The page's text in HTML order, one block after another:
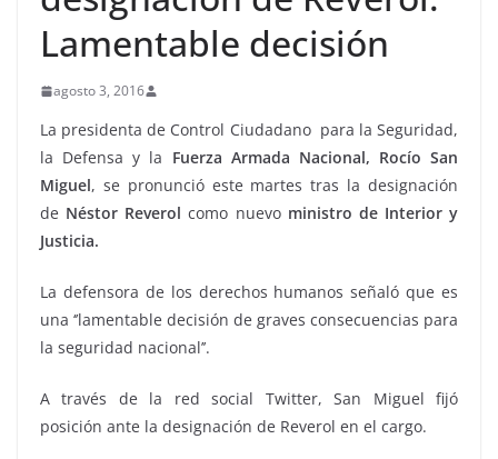
Lamentable decisión
agosto 3, 2016
La presidenta de Control Ciudadano para la Seguridad,
la Defensa y la Fuerza Armada Nacional, Rocío San
Miguel, se pronunció este martes tras la designación
de Néstor Reverol como nuevo ministro de Interior y
Justicia.
La defensora de los derechos humanos señaló que es
una ‘’lamentable decisión de graves consecuencias para
la seguridad nacional’’.
A través de la red social Twitter, San Miguel fijó
posición ante la designación de Reverol en el cargo.